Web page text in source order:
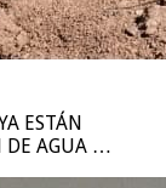
ESTÁN
DE AGUA …